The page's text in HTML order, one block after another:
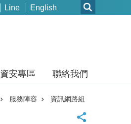
Line English
資安專區 聯絡我們
服務陣容 資訊網路組